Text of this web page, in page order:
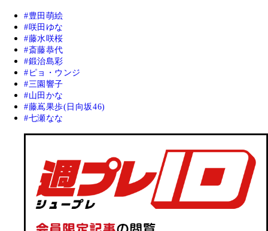
豊田萌絵
咲田ゆな
藤水咲桜
斎藤恭代
鍛治島彩
ピョ・ウンジ
三園響子
山田かな
藤嶌果歩(日向坂46)
七瀬なな